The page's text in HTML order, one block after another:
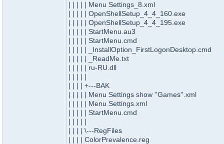
| | | | | Menu Settings_8.xml
| | | | | OpenShellSetup_4_4_160.exe
| | | | | OpenShellSetup_4_4_195.exe
| | | | | StartMenu.au3
| | | | | StartMenu.cmd
| | | | | _InstallOption_FirstLogonDesktop.cmd
| | | | | _ReadMe.txt
| | | | | ru-RU.dll
| | | | |
| | | | +---BAK
| | | | | Menu Settings show ''Games''.xml
| | | | | Menu Settings.xml
| | | | | StartMenu.cmd
| | | | |
| | | | \---RegFiles
| | | | ColorPrevalence.reg